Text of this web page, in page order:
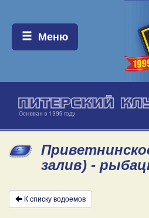
Меню:
Меню
залив) -
К списку водоемов